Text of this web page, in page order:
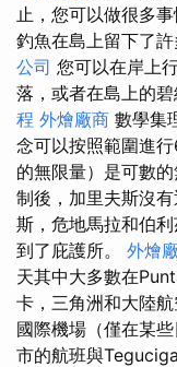
止，您可以做很多事
釣魚在島上留下了
公司 您可以在岸上
落，或者在島上的
程 外燴廠商 數學集
念可以按照範圍進行
的無限量）是可數
制後，加里夫斯沒
斯，危地馬拉和伯
到了庇護所。 外燴
天其中大多數在
卡，三角洲和大陸
國際機場（僅在某些
市的航班與